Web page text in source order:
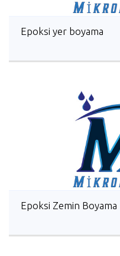
Epoksi yer boyama
Epoksi Zemin Boyama